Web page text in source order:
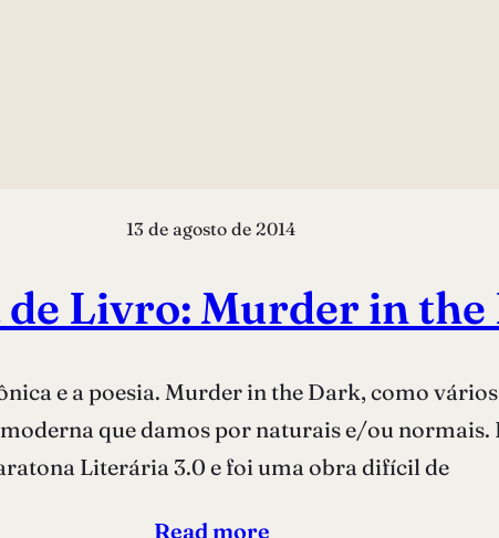
13 de agosto de 2014
de Livro: Murder in
e a poesia. Murder in the Dark, como
que damos por naturais e/ou normais.
Literária 3.0 e foi uma obra difícil de
Read more